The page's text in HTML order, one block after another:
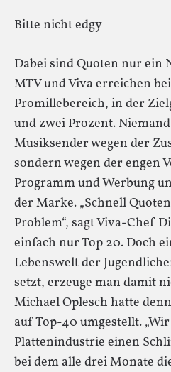
Bitte nicht edgy
Dabei sind Quoten nur ein
MTV und Viva erreichen
Promillebereich, in der
und zwei Prozent.
Musiksender wegen der
sondern wegen der engen
Programm und Werbung
der Marke. „Schnell
Problem“, sagt Viva-Chef
einfach nur Top 20. Doch
Lebenswelt der
setzt, erzeuge man damit
Michael Oplesch hatte
auf Top-40 umgestellt.
Plattenindustrie einen
bei dem alle drei Monate